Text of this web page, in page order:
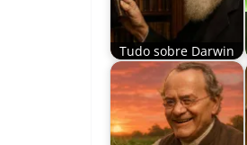
Tudo sobre Darwin